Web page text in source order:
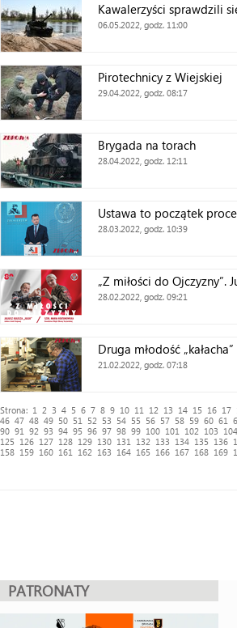
Kawalerzyści sprawdzili
06.05.2022, godz. 11:00
Pirotechnicy z Wiejskiej
29.04.2022, godz. 08:17
Brygada na torach
28.04.2022, godz. 12:11
Ustawa to początek
28.03.2022, godz. 10:39
„Z miłości do Ojczyzny”.
28.02.2022, godz. 09:21
Druga młodość „kałacha”
21.02.2022, godz. 07:18
Strona: 1 2 3 4 5 6 7 8 9 10 11 12 13 14 15 16 17
46 47 48 49 50 51 52 53 54 55 56 57 58 59 60 61
90 91 92 93 94 95 96 97 98 99 100 101 102 103 104
125
126 127 128 129 130 131 132 133 134 135 136
158 159 160 161 162 163 164 165 166 167 168 169
PATRONATY